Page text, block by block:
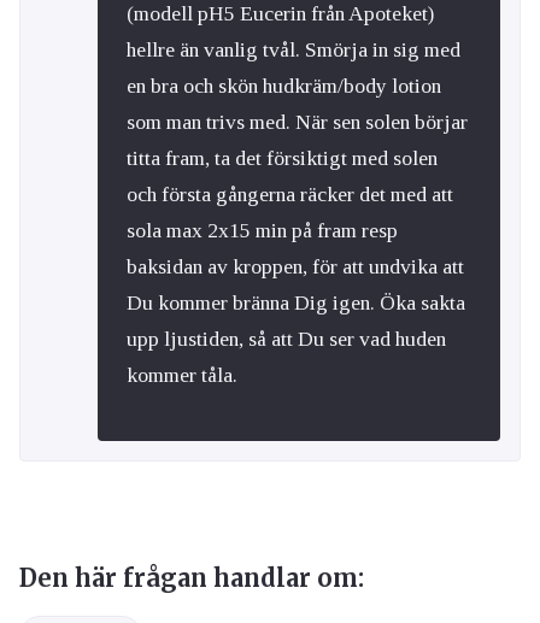
(modell pH5 Eucerin från Apoteket)
hellre än vanlig tvål. Smörja in sig med
en bra och skön hudkräm/body lotion
som man trivs med. När sen solen börjar
titta fram, ta det försiktigt med solen
och första gångerna räcker det med att
sola max 2x15 min på fram resp
baksidan av kroppen, för att undvika att
Du kommer bränna Dig igen. Öka sakta
upp ljustiden, så att Du ser vad huden
kommer tåla.
Den här frågan handlar om: